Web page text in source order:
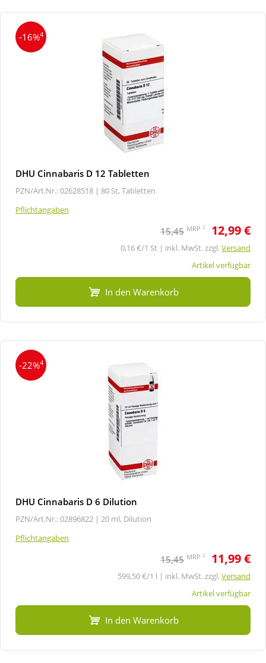
-16%4
DHU Cinnabaris D 12 Tabletten
PZN/Art.Nr.: 02628518 | 80 St, Tabletten
Pflichtangaben
15,45 MRP 2 12,99 €
0,16 €/1 St | inkl. MwSt. zzgl.Versand
Artikel verfügbar
In den Warenkorb
-22%4
DHU Cinnabaris D 6 Dilution
PZN/Art.Nr.: 02896822 | 20 ml, Dilution
Pflichtangaben
15,45 MRP 2 11,99 €
599,50 €/1 l | inkl. MwSt. zzgl.Versand
Artikel verfügbar
In den Warenkorb